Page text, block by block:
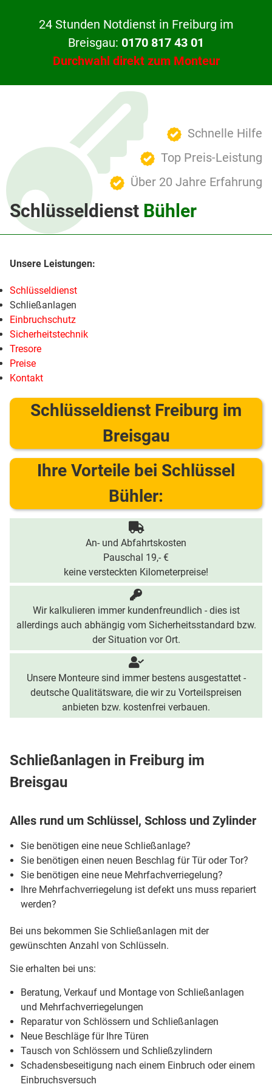
24 Stunden Notdienst in Freiburg im
Breisgau: 0170 817 43 01
Durchwahl direkt zum Monteur
Schnelle Hilfe
Top Preis-Leistung
Über 20 Jahre Erfahrung
Schlüsseldienst Bühler
Schlüsseldienst
Schließanlagen
Einbruchschutz
Sicherheitstechnik
Tresore
Preise
Kontakt
Schlüsseldienst Freiburg im
Breisgau
Ihre Vorteile bei Schlüssel
Bühler:
An- und Abfahrtskosten
Pauschal 19,- €
keine versteckten Kilometerpreise!
Wir kalkulieren immer kundenfreundlich - dies ist
allerdings auch abhängig vom Sicherheitsstandard bzw.
der Situation vor Ort.
Unsere Monteure sind immer bestens ausgestattet -
deutsche Qualitätsware, die wir zu Vorteilspreisen
anbieten bzw. kostenfrei verbauen.
Schließanlagen in Freiburg im
Breisgau
Alles rund um Schlüssel, Schloss und Zylinder
Sie benötigen eine neue Schließanlage?
Sie benötigen einen neuen Beschlag für Tür oder Tor?
Sie benötigen eine neue Mehrfachverriegelung?
Ihre Mehrfachverriegelung ist defekt uns muss repariert
werden?
Bei uns bekommen Sie Schließanlagen mit der
gewünschten Anzahl von Schlüsseln.
Sie erhalten bei uns:
Beratung, Verkauf und Montage von Schließanlagen
und Mehrfachverriegelungen
Reparatur von Schlössern und Schließanlagen
Neue Beschläge für Ihre Türen
Tausch von Schlössern und Schließzylindern
Schadensbeseitigung nach einem Einbruch oder einem
Einbruchsversuch